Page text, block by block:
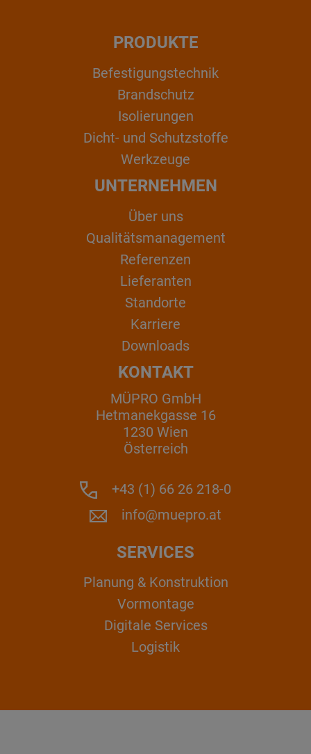
PRODUKTE
Befestigungstechnik
Brandschutz
Isolierungen
Dicht- und Schutzstoffe
Werkzeuge
UNTERNEHMEN
Über uns
Qualitätsmanagement
Referenzen
Lieferanten
Standorte
Karriere
Downloads
KONTAKT
MÜPRO GmbH
Hetmanekgasse 16
1230 Wien
Österreich
+43 (1) 66 26 218-0
info@muepro.at
SERVICES
Planung & Konstruktion
Vormontage
Digitale Services
Logistik